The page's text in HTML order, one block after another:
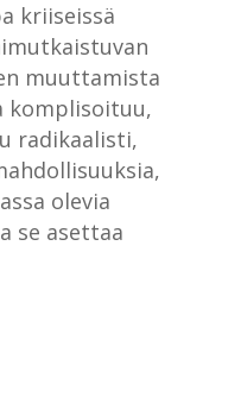
kriiseissä
muuttamista
komplisoituu,
radikaalisti,
olevia
se asettaa